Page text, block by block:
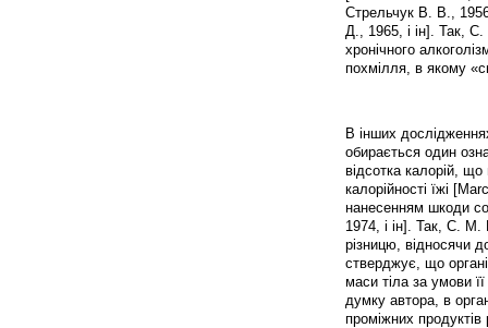
Стрельчук В. В.,
Д., 1965, і ін]. Так,
хронічного
похмілля, в якому
В інших
обирається один
відсотка калорій,
калорійності їжі
нанесенням шкоди
1974, і ін]. Так, С. М.
різницю, відносячи
стверджує, що
маси тіла за умови
думку автора, в
проміжних